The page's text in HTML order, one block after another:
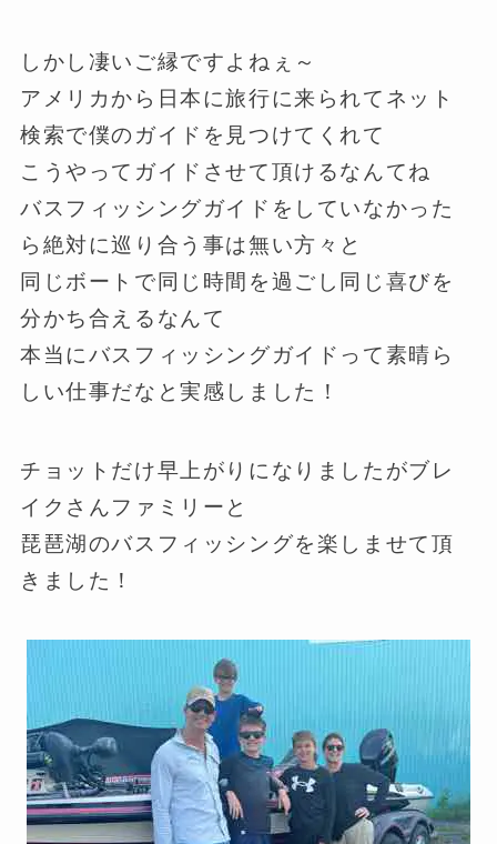
しかし凄いご縁ですよねぇ～
アメリカから日本に旅行に来られてネット
検索で僕のガイドを見つけてくれて
こうやってガイドさせて頂けるなんてね
バスフィッシングガイドをしていなかった
ら絶対に巡り合う事は無い方々と
同じボートで同じ時間を過ごし同じ喜びを
分かち合えるなんて
本当にバスフィッシングガイドって素晴ら
しい仕事だなと実感しました！
チョットだけ早上がりになりましたがブレ
イクさんファミリーと
琵琶湖のバスフィッシングを楽しませて頂
きました！